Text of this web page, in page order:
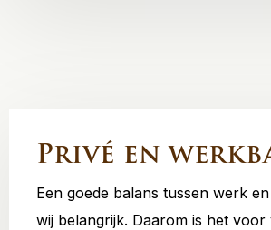
Privé en
Een goede balans tussen werk
wij belangrijk. Daarom is het voor